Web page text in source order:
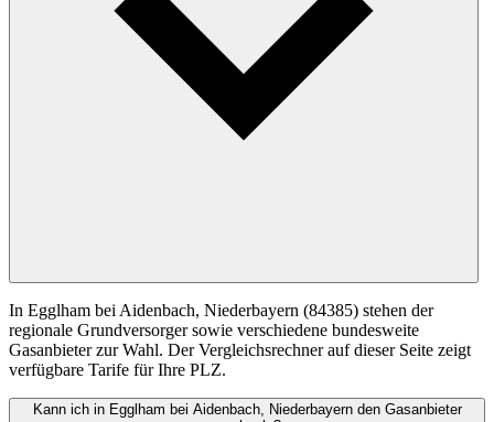
In Egglham bei Aidenbach, Niederbayern (84385) stehen der
regionale Grundversorger sowie verschiedene bundesweite
Gasanbieter zur Wahl. Der Vergleichsrechner auf dieser Seite zeigt
verfügbare Tarife für Ihre PLZ.
Kann ich in Egglham bei Aidenbach, Niederbayern den Gasanbieter